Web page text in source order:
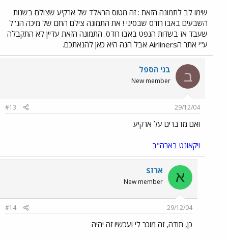
שימו לב לתמונה הזאת : זה מטוס הראלד של ארקיע שצולם בשנות
השבעים באבו רודס שבסיני ! את התמונה צילם החם של מיכה הנ''ל
שעבד אז בשדות הנפט באבו רודס. התמונה הזאת עדיין לא התקבלה
ע"י אתר הAirliners אבל הנה היא כאן להנאתכם.
ב בני הספל
New member
29/12/04
#13
ואם מדברים על ארקיע
ויקאונט בארה"ב
א ארזS
New member
29/12/04
#14
כן, תודה, זה מוכר לי ועכשיו זה יהיה